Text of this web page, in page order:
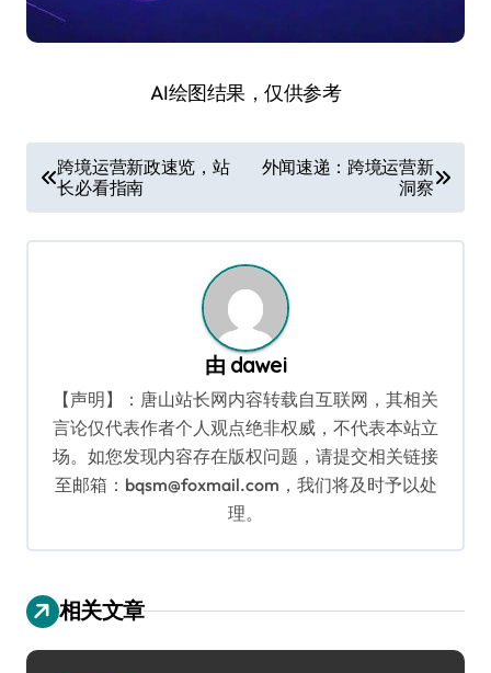
AI绘图结果，仅供参考
章
导
跨境运营新政速览，站
长必看指南
外闻速递：跨境运营新
洞察
由 dawei
【声明】：唐山站长网内容转载自互联网，其相关
言论仅代表作者个人观点绝非权威，不代表本站立
场。如您发现内容存在版权问题，请提交相关链接
至邮箱：bqsm@foxmail.com，我们将及时予以处
理。
相关文章